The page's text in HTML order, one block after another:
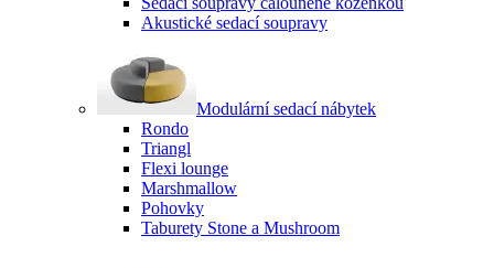
Akustické sedací soupravy
Modulární sedací nábytek
Rondo
Triangl
Flexi lounge
Marshmallow
Pohovky
Taburety Stone a Mushroom